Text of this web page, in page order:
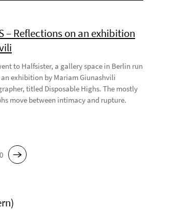
– Reflections on an exhibition
to Halfsister, a gallery space in Berlin run
exhibition by Mariam Giunashvili
titled Disposable Highs. The mostly
move between intimacy and rupture.